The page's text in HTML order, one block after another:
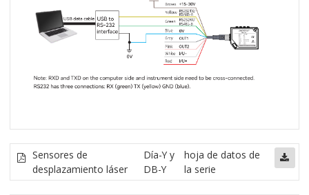
Sensores de
desplazamiento láser
Día-Y y
DB-Y
hoja de datos de
la serie